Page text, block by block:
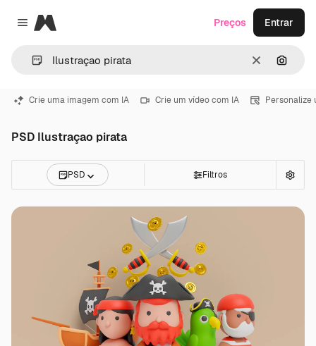
Close menu
Magnific
Limpar
Preços Entrar
Crie uma imagem com IA Crie um vídeo com IA Personalize
PSD Ilustraçao pirata
PSD Filtros